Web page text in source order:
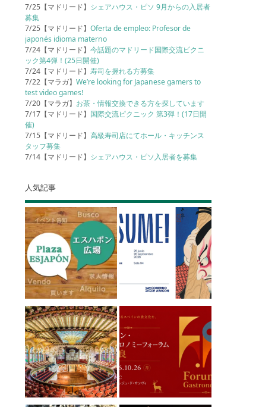
7/25【マドリード】 シェアハウス・ピソ 9月からの入居者
募集
7/25【マドリード】Oferta de empleo: Profesor de
japonés idioma materno
7/24【マドリード】今話題のマドリード国際交流ピクニ
ック第4弾！(25日開催)
7/24【マドリード】寿司を握れる方募集
7/22【マラガ】We’re looking for Japanese gamers to
test video games!
7/20【マラガ】 お茶・情報交換できる方を探しています
7/17【マドリード】 国際交流ピクニック 第3弾！(17日開
催)
7/15【マドリード】高級寿司店にてホール・キッチンス
タッフ募集
7/14【マドリード】 シェアハウス・ピソ入居者を募集
人気記事